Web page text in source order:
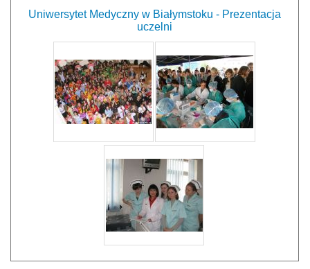
Uniwersytet Medyczny w Białymstoku - Prezentacja
uczelni